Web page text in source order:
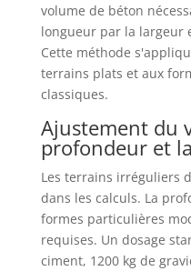
volume de béton
longueur par la largeur
Cette méthode
terrains plats et aux
classiques.
Ajustement du
profondeur et
Les terrains irréguliers
dans les calculs. La
formes particulières
requises. Un dosage
ciment, 1200 kg de